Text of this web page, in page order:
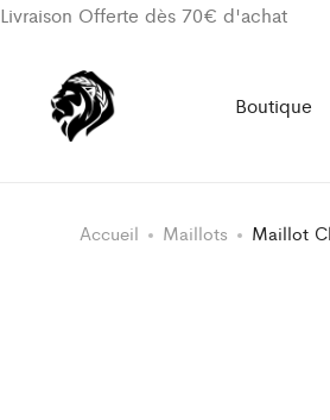
Livraison Offerte dès 70€ d'achat
Boutique
Accueil Maillots Maillot